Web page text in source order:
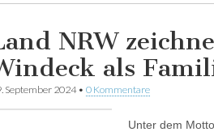
NRW
als
September 2024• 0 Kommentare
Unter dem